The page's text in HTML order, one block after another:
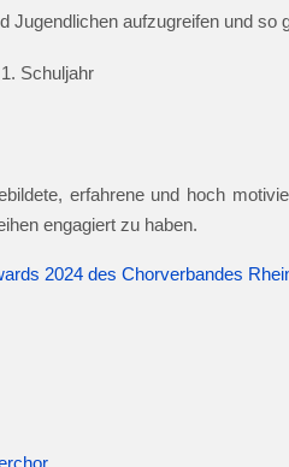
aufzugreifen und
Schuljahr
erfahrene und hoch
engagiert zu haben.
2024 des Chorverbandes